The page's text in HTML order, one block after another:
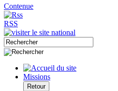
Contenue
RSS
Missions
Retour